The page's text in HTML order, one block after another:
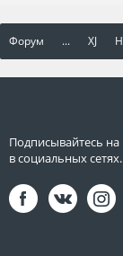
Форум ... XJ
Подписывайтесь
в социальных сетях.